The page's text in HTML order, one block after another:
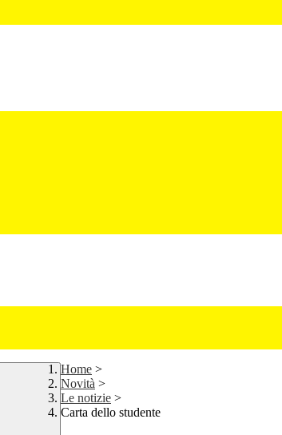
Home >
Novità >
Le notizie >
Carta dello studente